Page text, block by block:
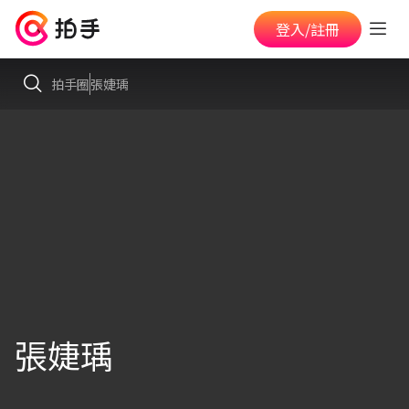
登入/註冊
拍手圈張婕瑀
張婕瑀